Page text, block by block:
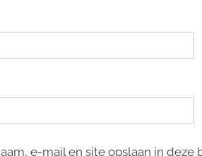
e-mail en site opslaan in deze